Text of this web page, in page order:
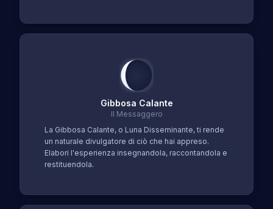
Gibbosa Calante
Il Messaggero
La Gibbosa Calante, o Luna Disseminante, ti rende
un naturale divulgatore di ciò che hai appreso.
Elabori l'esperienza insegnandola, raccontandola e
restituendola.